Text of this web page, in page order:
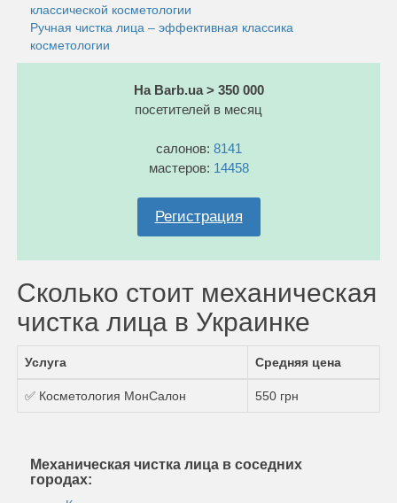
классической косметологии
Ручная чистка лица – эффективная классика
косметологии
На Barb.ua > 350 000
посетителей в месяц
салонов: 8141
мастеров: 14458
Регистрация
Сколько стоит механическая
чистка лица в Украинке
Услуга Средняя цена
✅ Косметология МонСалон 550 грн
Механическая чистка лица в соседних
городах: